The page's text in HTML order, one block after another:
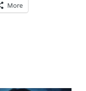
More